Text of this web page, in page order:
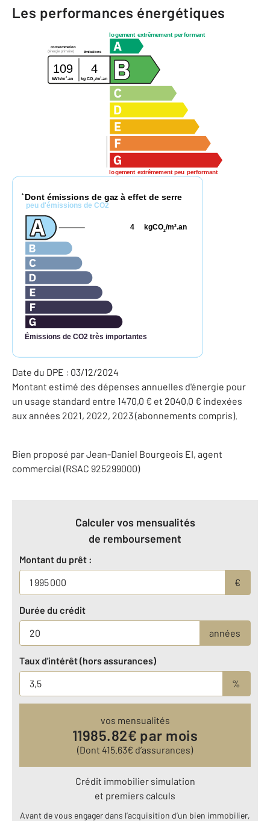
Les performances énergétiques
logement extrêmement performant
logement extrêmement peu performant
consommation
émissions
(énergie primaire)
109 4
kWh/m 2.an kg CO2/m2.an
* Dont émissions de gaz à effet de serre
peu d'émissions de CO2
Émissions de CO2 très importantes
kgCO2/m2.an
4
Date du DPE : 03/12/2024
Montant estimé des dépenses annuelles d'énergie pour
un usage standard entre 1470,0 € et 2040,0 € indexées
aux années 2021, 2022, 2023 (abonnements compris).
Bien proposé parJean-Daniel Bourgeois EI, agent
commercial (RSAC 925299000)
Calculer vos mensualités
de remboursement
Montant du prêt :
€
Durée du crédit
années
Taux d'intérêt (hors assurances)
%
vos mensualités
11985.82€ par mois
(Dont 415.63€ d’assurances)
Crédit immobilier simulation
et premiers calculs
Avant de vous engager dans l’acquisition d’un bien immobilier,